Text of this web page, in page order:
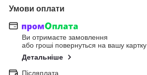
Умови оплати
Ви отримаєте замовлення
або гроші повернуться на вашу картку
Детальніше
Післяплата